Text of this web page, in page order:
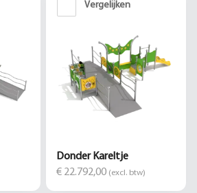
Vergelijken
Donder Kareltje
€ 22.792,00 (excl. btw)